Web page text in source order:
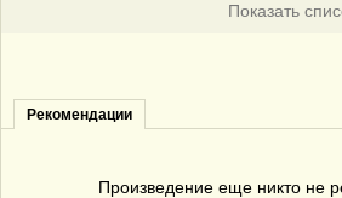
Показать
Рекомендации
Произведение еще никто не